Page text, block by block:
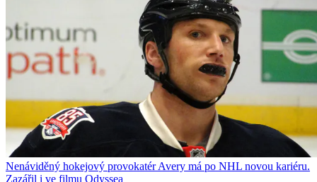
Nenáviděný hokejový provokatér Avery má po NHL novou kariéru.
Zazářil i ve filmu Odyssea